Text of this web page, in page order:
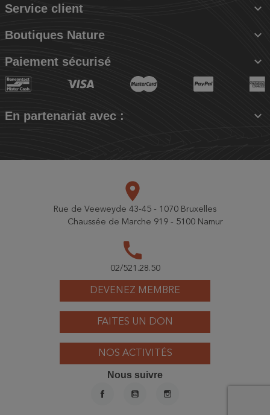
Service client 
Boutiques Nature 
Paiement sécurisé 
En partenariat avec : 
DEVENEZ MEMBRE
FAITES UN DON
NOS ACTIVITÉS
place
Rue de Veeweyde 43-45 - 1070 Bruxelles
Chaussée de Marche 919 - 5100 Namur
call
02/521.28.50
Nous suivre